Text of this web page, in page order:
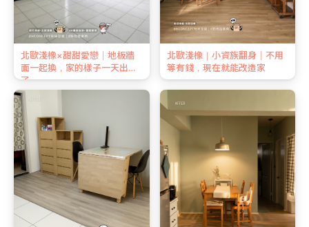
北歐淺橡×甜甜愛戀｜地板牆
面一起換，家的樣子一天出來
了
北歐淺橡｜小資族翻身｜不用
等有錢，現在就能改造家